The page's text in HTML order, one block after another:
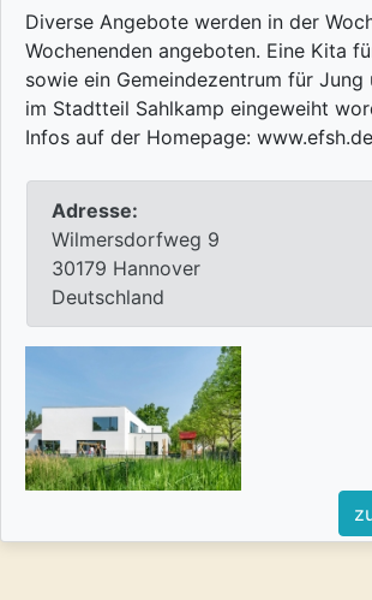
Diverse Angebote werden in der
Wochenenden angeboten. Eine Kita
sowie ein Gemeindezentrum für Jung
im Stadtteil Sahlkamp eingeweiht
Infos auf der Homepage: www.efsh.de
Adresse:
Wilmersdorfweg 9
30179 Hannover
Deutschland